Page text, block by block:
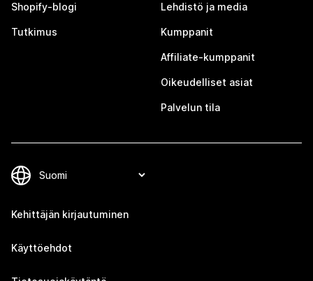
Shopify-blogi
Tutkimus
Lehdistö ja media
Kumppanit
Affiliate-kumppanit
Oikeudelliset asiat
Palvelun tila
Kehittäjän kirjautuminen
Käyttöehdot